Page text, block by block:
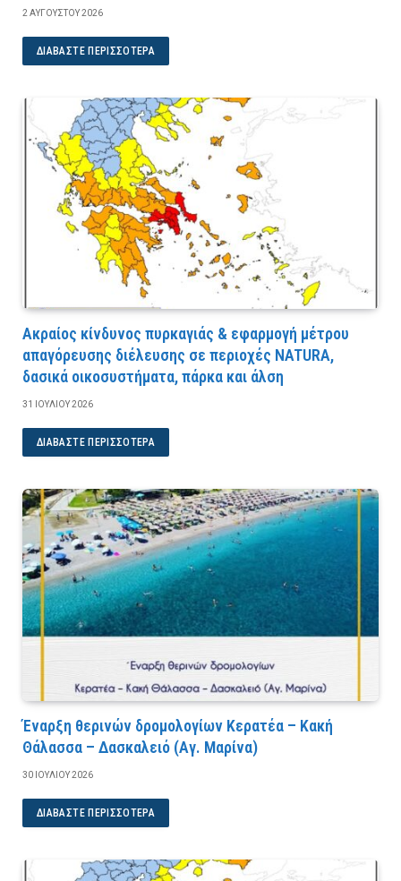
2 ΑΥΓΟΎΣΤΟΥ 2026
ΔΙΑΒΆΣΤΕ ΠΕΡΙΣΣΌΤΕΡΑ
Ακραίος κίνδυνος πυρκαγιάς & εφαρμογή μέτρου
απαγόρευσης διέλευσης σε περιοχές NATURA,
δασικά οικοσυστήματα, πάρκα και άλση
31 ΙΟΥΛΊΟΥ 2026
ΔΙΑΒΆΣΤΕ ΠΕΡΙΣΣΌΤΕΡΑ
Έναρξη θερινών δρομολογίων Κερατέα – Κακή
Θάλασσα – Δασκαλειό (Αγ. Μαρίνα)
30 ΙΟΥΛΊΟΥ 2026
ΔΙΑΒΆΣΤΕ ΠΕΡΙΣΣΌΤΕΡΑ